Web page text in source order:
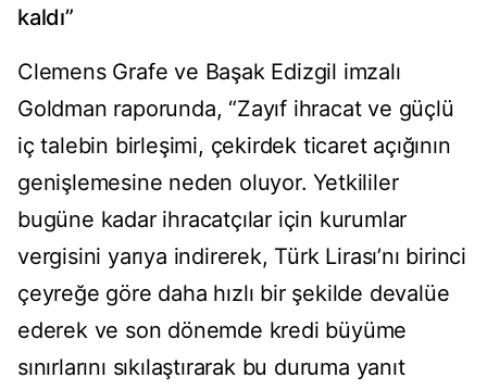
kaldı”
Clemens Grafe ve Başak Edizgil imzalı
Goldman raporunda, “Zayıf ihracat ve güçlü
iç talebin birleşimi, çekirdek ticaret açığının
genişlemesine neden oluyor. Yetkililer
bugüne kadar ihracatçılar için kurumlar
vergisini yarıya indirerek, Türk Lirası’nı birinci
çeyreğe göre daha hızlı bir şekilde devalüe
ederek ve son dönemde kredi büyüme
sınırlarını sıkılaştırarak bu duruma yanıt